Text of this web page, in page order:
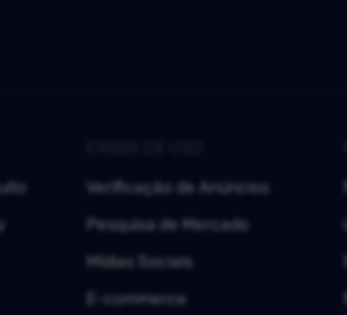
Verificação de Anúncios
Pesquisa de Mercado
Mídias Sociais
E-commerce